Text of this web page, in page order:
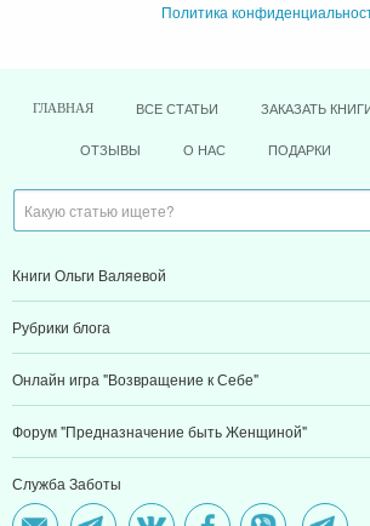
Политика
ГЛАВНАЯ ВСЕ СТАТЬИ ЗАКАЗАТЬ
ОТЗЫВЫ О НАС ПОДАРКИ
Книги Ольги Валяевой
Рубрики блога
Онлайн игра "Возвращение к Себе"
Форум "Предназначение быть Женщиной"
Служба Заботы